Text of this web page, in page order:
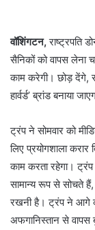
वॉशिंगटन, राष्ट्रपति
सैनिकों को वापस लेना
काम करेगी। छोड़ देंगे,
हार्वर्ड’ ब्रांड बनाया
ट्रंप ने सोमवार को
लिए प्रयोगशाला
काम करता रहेगा।
सामान्य रूप से सोचते
रखनी है। ट्रंप ने आगे
अफगानिस्तान से वापस